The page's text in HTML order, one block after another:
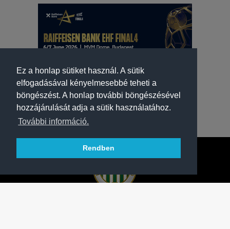
Ez a honlap sütiket használ. A sütik
elfogadásával kényelmesebbé teheti a
böngészést. A honlap további böngészésével
hozzájárulását adja a sütik használatához.
További információ.
Rendben